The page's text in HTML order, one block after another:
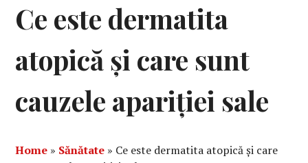
Ce este dermatita
atopică și care sunt
cauzele apariției sale
Home » Sănătate » Ce este dermatita atopică și care